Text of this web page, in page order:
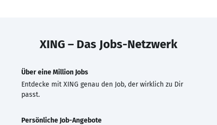
XING – Das Jobs-Netzwerk
Über eine Million Jobs
Entdecke mit XING genau den Job, der wirklich zu Dir
passt.
Persönliche Job-Angebote